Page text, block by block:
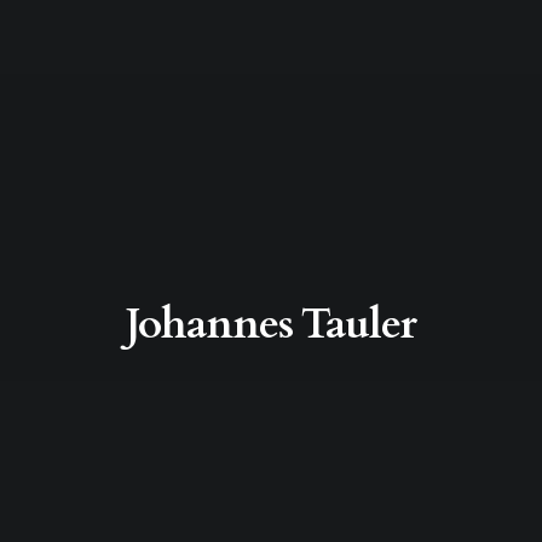
Johannes Tauler